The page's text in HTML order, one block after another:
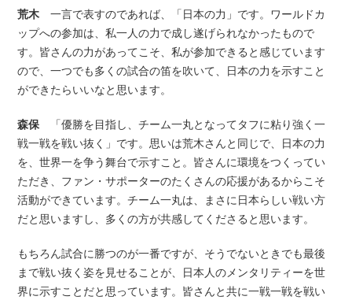
荒木 一言で表すのであれば、「日本の力」です。ワールドカ
ップへの参加は、私一人の力で成し遂げられなかったもので
す。皆さんの力があってこそ、私が参加できると感じています
ので、一つでも多くの試合の笛を吹いて、日本の力を示すこと
ができたらいいなと思います。
森保 「優勝を目指し、チーム一丸となってタフに粘り強く一
戦一戦を戦い抜く」です。思いは荒木さんと同じで、日本の力
を、世界一を争う舞台で示すこと。皆さんに環境をつくってい
ただき、ファン・サポーターのたくさんの応援があるからこそ
活動ができています。チーム一丸は、まさに日本らしい戦い方
だと思いますし、多くの方が共感してくださると思います。
もちろん試合に勝つのが一番ですが、そうでないときでも最後
まで戦い抜く姿を見せることが、日本人のメンタリティーを世
界に示すことだと思っています。皆さんと共に一戦一戦を戦い